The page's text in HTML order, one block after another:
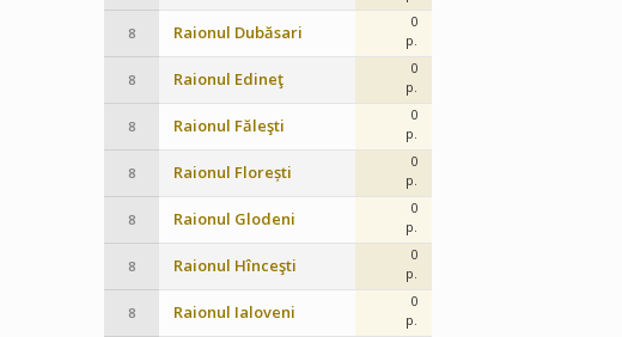
8 Raionul Dubăsari
0
p.
8 Raionul Edineţ
0
p.
8 Raionul Făleşti
0
p.
8 Raionul Florești
0
p.
8 Raionul Glodeni
0
p.
8 Raionul Hînceşti
0
p.
8 Raionul Ialoveni
0
p.